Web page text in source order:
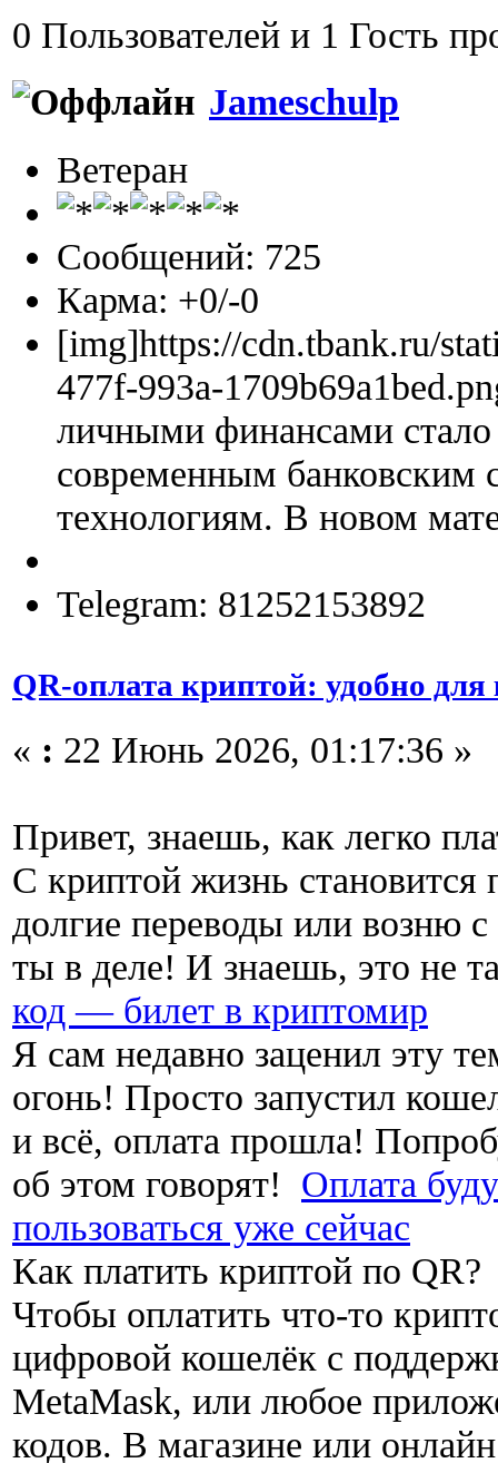
0 Пользователей и 1 Гость
Jameschulp
Ветеран
Сообщений: 725
Карма: +0/-0
[img]https://cdn.tbank.ru/
477f-993a-
личными финансами
современным банковским
технологиям. В новом
Telegram: 81252153892
QR-оплата криптой: удобно
« : 22 Июнь 2026, 01:17:36 »
Привет, знаешь, как легко
С криптой жизнь становится
долгие переводы или возню
ты в деле! И знаешь, это не
код — билет в криптомир
Я сам недавно заценил эту
огонь! Просто запустил
и всё, оплата прошла!
об этом говорят! Оплата
пользоваться уже сейчас
Как платить криптой по QR?
Чтобы оплатить что-то
цифровой кошелёк с
MetaMask, или любое
кодов. В магазине или